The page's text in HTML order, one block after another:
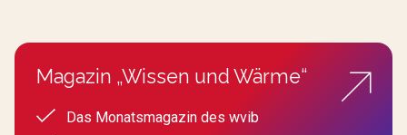
Magazin „Wissen und Wärme“
Das Monatsmagazin des wvib